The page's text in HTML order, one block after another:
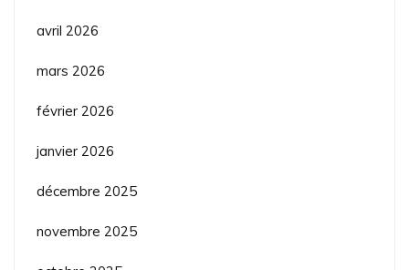
avril 2026
mars 2026
février 2026
janvier 2026
décembre 2025
novembre 2025